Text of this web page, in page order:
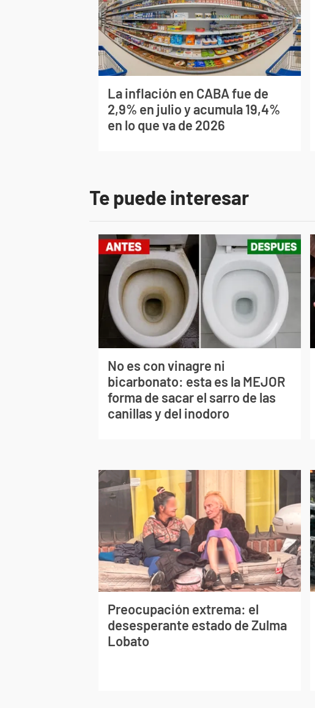
La inflación en CABA fue de
2,9% en julio y acumula 19,4%
en lo que va de 2026
Te puede interesar
No es con vinagre ni
bicarbonato: esta es la MEJOR
forma de sacar el sarro de las
canillas y del inodoro
Preocupación extrema: el
desesperante estado de Zulma
Lobato